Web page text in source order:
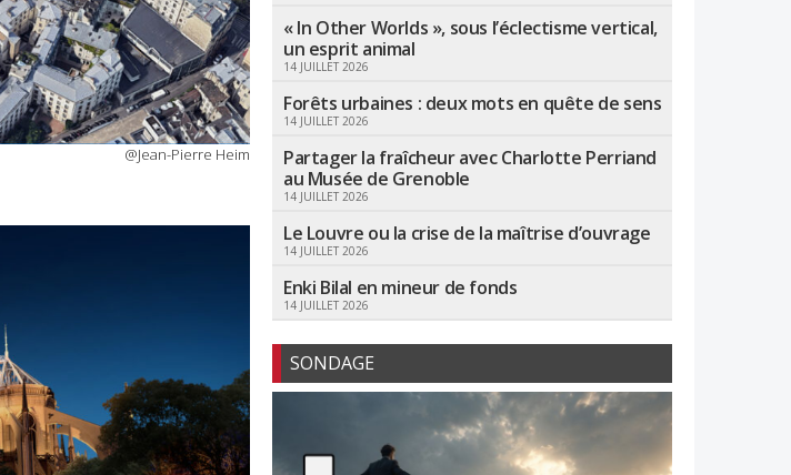
@Jean-Pierre Heim
« In Other Worlds », sous l’éclectisme vertical,
un esprit animal
14 JUILLET 2026
Forêts urbaines : deux mots en quête de sens
14 JUILLET 2026
Partager la fraîcheur avec Charlotte Perriand
au Musée de Grenoble
14 JUILLET 2026
Le Louvre ou la crise de la maîtrise d’ouvrage
14 JUILLET 2026
Enki Bilal en mineur de fonds
14 JUILLET 2026
SONDAGE